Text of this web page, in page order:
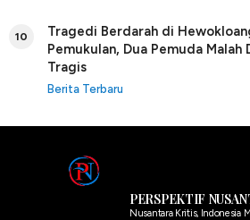
10
Tragedi Berdarah di
Pemukulan, Dua Pemuda
Tragis
Berita Terbaru
PERSPEKTIF
Nusantara Kritis, Indonesia